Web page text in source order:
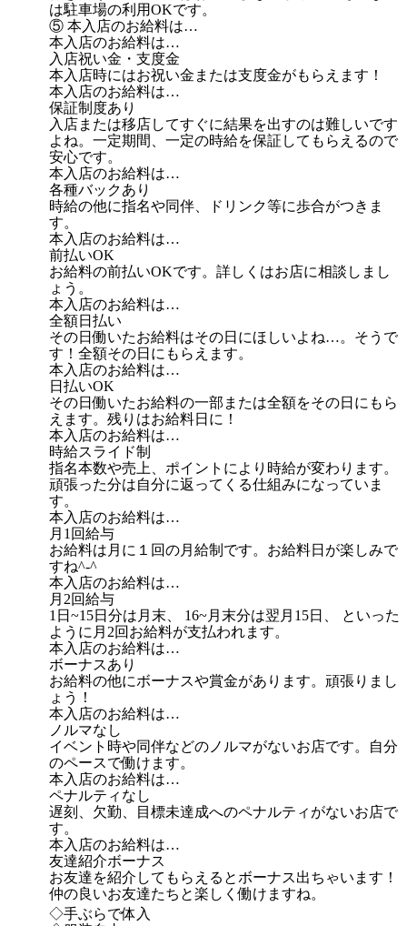
は駐車場の利用OKです。
⑤ 本入店のお給料は…
本入店のお給料は…
入店祝い金・支度金
本入店時にはお祝い金または支度金がもらえます！
本入店のお給料は…
保証制度あり
入店または移店してすぐに結果を出すのは難しいです
よね。一定期間、一定の時給を保証してもらえるので
安心です。
本入店のお給料は…
各種バックあり
時給の他に指名や同伴、ドリンク等に歩合がつきま
す。
本入店のお給料は…
前払いOK
お給料の前払いOKです。詳しくはお店に相談しまし
ょう。
本入店のお給料は…
全額日払い
その日働いたお給料はその日にほしいよね…。そうで
す！全額その日にもらえます。
本入店のお給料は…
日払いOK
その日働いたお給料の一部または全額をその日にもら
えます。残りはお給料日に！
本入店のお給料は…
時給スライド制
指名本数や売上、ポイントにより時給が変わります。
頑張った分は自分に返ってくる仕組みになっていま
す。
本入店のお給料は…
月1回給与
お給料は月に１回の月給制です。お給料日が楽しみで
すね^-^
本入店のお給料は…
月2回給与
1日~15日分は月末、 16~月末分は翌月15日、 といった
ように月2回お給料が支払われます。
本入店のお給料は…
ボーナスあり
お給料の他にボーナスや賞金があります。頑張りまし
ょう！
本入店のお給料は…
ノルマなし
イベント時や同伴などのノルマがないお店です。自分
のペースで働けます。
本入店のお給料は…
ペナルティなし
遅刻、欠勤、目標未達成へのペナルティがないお店で
す。
本入店のお給料は…
友達紹介ボーナス
お友達を紹介してもらえるとボーナス出ちゃいます！
仲の良いお友達たちと楽しく働けますね。
◇手ぶらで体入